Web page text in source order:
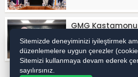
GMG
30-07-2026 -SPOR
Sitemizde deneyiminizi iyileştirmek
düzenlemelere uygun çerezler
Sitemizi kullanmaya devam ederek
sayılırsınız.